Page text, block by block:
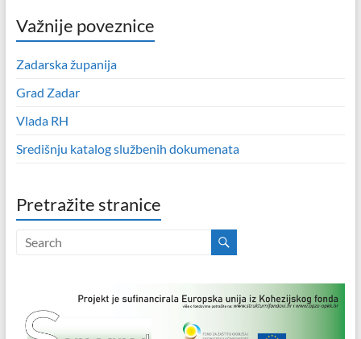
Važnije poveznice
Zadarska županija
Grad Zadar
Vlada RH
Središnju katalog službenih dokumenata
Pretražite stranice